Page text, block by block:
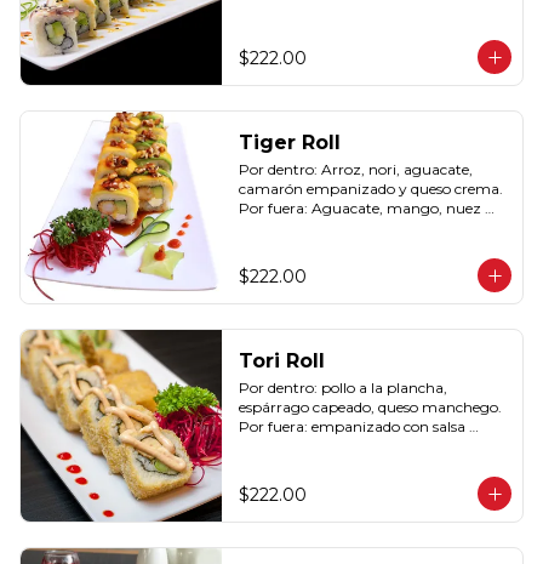
$222.00
Tiger Roll
Por dentro: Arroz, nori, aguacate,
camarón empanizado y queso crema.
Por fuera: Aguacate, mango, nuez
$222.00
Tori Roll
Por dentro: pollo a la plancha,
espárrago capeado, queso manchego.
Por fuera: empanizado con salsa
$222.00